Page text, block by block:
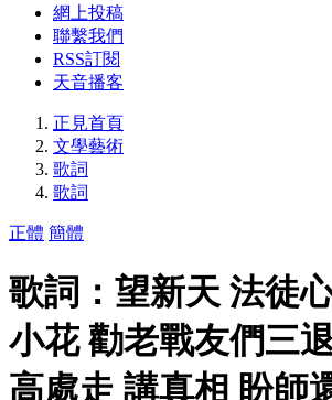
網上投稿
聯繫我們
RSS訂閱
天音播客
正見首頁
文學藝術
歌詞
歌詞
正體 簡體
歌詞：望新天 法徒
小花 勸老戰友們三
高處走 講真相 盼師